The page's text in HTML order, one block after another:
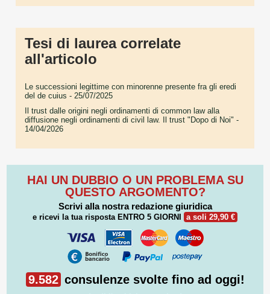
Tesi di laurea correlate
all'articolo
Le successioni legittime con minorenne presente fra gli eredi
del de cuius - 25/07/2025
Il trust dalle origini negli ordinamenti di common law alla
diffusione negli ordinamenti di civil law. Il trust "Dopo di Noi" -
14/04/2026
HAI UN DUBBIO O UN PROBLEMA SU
QUESTO ARGOMENTO?
Scrivi alla nostra redazione giuridica
e ricevi la tua risposta ENTRO 5 GIORNI a soli 29,90 €
9.582 consulenze svolte fino ad oggi!